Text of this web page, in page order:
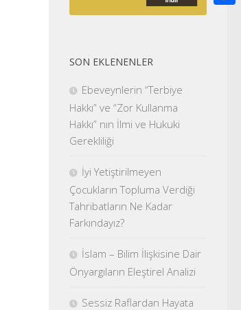
SON EKLENENLER
Ebeveynlerin “Terbiye
Hakkı” ve “Zor Kullanma
Hakkı” nın İlmi ve Hukuki
Gerekliliği
İyi Yetiştirilmeyen
Çocukların Topluma Verdiği
Tahribatların Ne Kadar
Farkındayız?
İslam – Bilim İlişkisine Dair
Önyargıların Eleştirel Analizi
Sessiz Raflardan Hayata